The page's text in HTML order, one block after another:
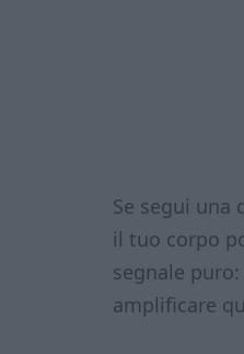
Se segui una
il tuo corpo
segnale
amplificare